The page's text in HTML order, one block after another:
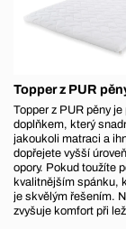
Topper z PUR
Topper z PUR pěny
doplňkem, který
jakoukoli matraci a
dopřejete vyšší
opory. Pokud toužíte
kvalitnějším spánku,
je skvělým řešením.
zvyšuje komfort při